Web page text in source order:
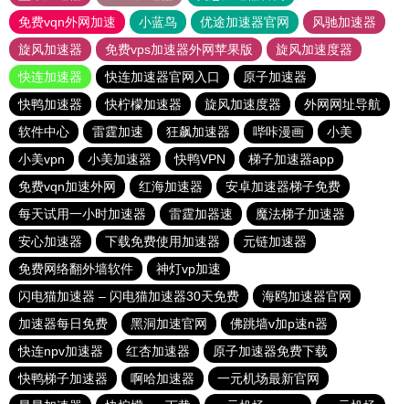
免费vqn外网加速
小蓝鸟 优途加速器官网
风驰加速器
旋风加速器
免费vps加速器外网苹果版
旋风加速度器
快连加速器
快连加速器官网入口
原子加速器
快鸭加速器
快柠檬加速器 旋风加速度器
外网网址导航
软件中心
雷霆加速 狂飙加速器 哔咔漫画
小美
小美vpn
小美加速器 快鸭VPN
梯子加速器app
免费vqn加速外网
红海加速器
安卓加速器梯子免费
每天试用一小时加速器
雷霆加器速
魔法梯子加速器
安心加速器
下载免费使用加速器
元链加速器
免费网络翻外墙软件
神灯vp加速
闪电猫加速器 – 闪电猫加速器30天免费
海鸥加速器官网
加速器每日免费
黑洞加速官网
佛跳墙v加p速n器
快连npv加速器
红杏加速器
原子加速器免费下载
快鸭梯子加速器
啊哈加速器
一元机场最新官网